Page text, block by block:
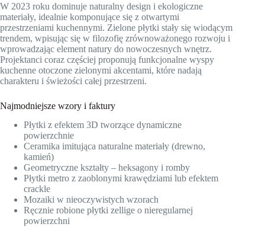
W 2023 roku dominuje naturalny design i ekologiczne
materiały, idealnie komponujące się z otwartymi
przestrzeniami kuchennymi. Zielone płytki stały się wiodącym
trendem, wpisując się w filozofię zrównoważonego rozwoju i
wprowadzając element natury do nowoczesnych wnętrz.
Projektanci coraz częściej proponują funkcjonalne wyspy
kuchenne otoczone zielonymi akcentami, które nadają
charakteru i świeżości całej przestrzeni.
Najmodniejsze wzory i faktury
Płytki z efektem 3D tworzące dynamiczne
powierzchnie
Ceramika imitująca naturalne materiały (drewno,
kamień)
Geometryczne kształty – heksagony i romby
Płytki metro z zaoblonymi krawędziami lub efektem
crackle
Mozaiki w nieoczywistych wzorach
Ręcznie robione płytki zellige o nieregularnej
powierzchni